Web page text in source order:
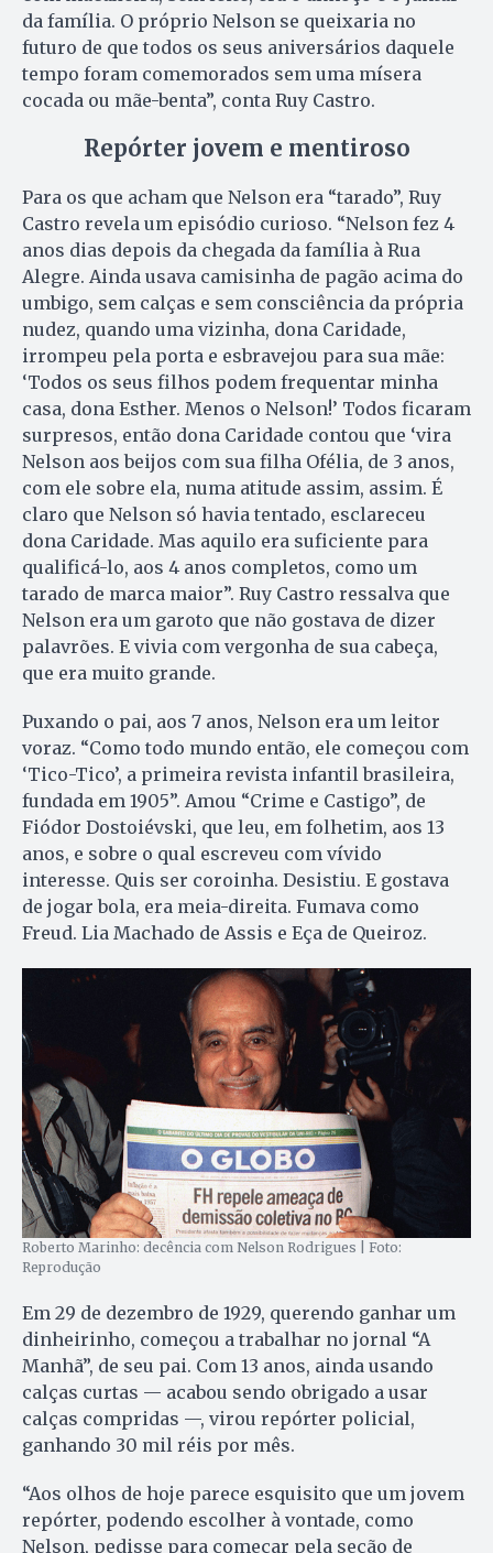
da família. O próprio Nelson se queixaria no
futuro de que todos os seus aniversários daquele
tempo foram comemorados sem uma mísera
cocada ou mãe-benta”, conta Ruy Castro.
Repórter jovem e mentiroso
Para os que acham que Nelson era “tarado”, Ruy
Castro revela um episódio curioso. “Nelson fez 4
anos dias depois da chegada da família à Rua
Alegre. Ainda usava camisinha de pagão acima do
umbigo, sem calças e sem consciência da própria
nudez, quando uma vizinha, dona Caridade,
irrompeu pela porta e esbravejou para sua mãe:
‘Todos os seus filhos podem frequentar minha
casa, dona Esther. Menos o Nelson!’ Todos ficaram
surpresos, então dona Caridade contou que ‘vira
Nelson aos beijos com sua filha Ofélia, de 3 anos,
com ele sobre ela, numa atitude assim, assim. É
claro que Nelson só havia tentado, esclareceu
dona Caridade. Mas aquilo era suficiente para
qualificá-lo, aos 4 anos completos, como um
tarado de marca maior”. Ruy Castro ressalva que
Nelson era um garoto que não gostava de dizer
palavrões. E vivia com vergonha de sua cabeça,
que era muito grande.
Puxando o pai, aos 7 anos, Nelson era um leitor
voraz. “Como todo mundo então, ele começou com
‘Tico-Tico’, a primeira revista infantil brasileira,
fundada em 1905”. Amou “Crime e Castigo”, de
Fiódor Dostoiévski, que leu, em folhetim, aos 13
anos, e sobre o qual escreveu com vívido
interesse. Quis ser coroinha. Desistiu. E gostava
de jogar bola, era meia-direita. Fumava como
Freud. Lia Machado de Assis e Eça de Queiroz.
Roberto Marinho: decência com Nelson Rodrigues | Foto:
Reprodução
Em 29 de dezembro de 1929, querendo ganhar um
dinheirinho, começou a trabalhar no jornal “A
Manhã”, de seu pai. Com 13 anos, ainda usando
calças curtas — acabou sendo obrigado a usar
calças compridas —, virou repórter policial,
ganhando 30 mil réis por mês.
“Aos olhos de hoje parece esquisito que um jovem
repórter, podendo escolher à vontade, como
Nelson, pedisse para começar pela seção de